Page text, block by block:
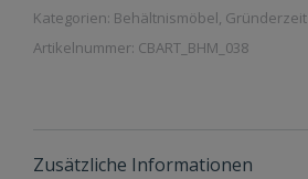
Kategorien: Behältnismöbel, Gründerzeit
Artikelnummer: CBART_BHM_038
Zusätzliche Informationen